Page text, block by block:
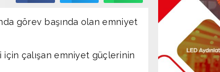
görev başında olan emniyet
çalışan emniyet güçlerinin